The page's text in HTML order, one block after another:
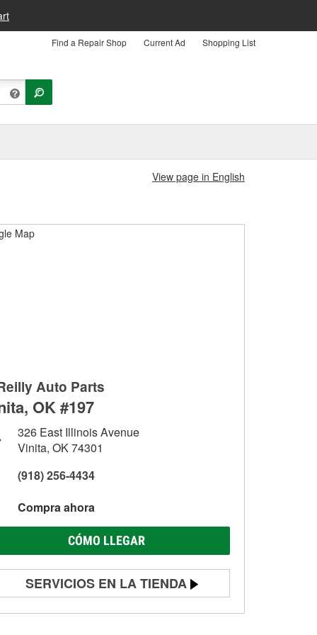
Find a Repair Shop Current Ad Shopping List
View page in English
Auto Parts
OK #197
326 East Illinois Avenue
Vinita, OK 74301
(918) 256-4434
Compra ahora
CÓMO LLEGAR
SERVICIOS EN LA TIENDA
Prueba de batería